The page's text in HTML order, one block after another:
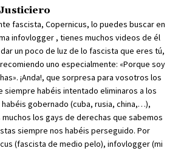
fascista, Copernicus, lo puedes buscar en
infovlogger , tienes muchos videos de él
un poco de luz de lo fascista que eres tú,
uno especialmente: «Porque soy
¡Anda!, que sorpresa para vosotros los
siempre habéis intentado eliminaros a los
gobernado (cuba, rusia, china,…),
los gays de derechas que sabemos
siempre nos habéis perseguido. Por
(fascista de medio pelo), infovlogger (mi